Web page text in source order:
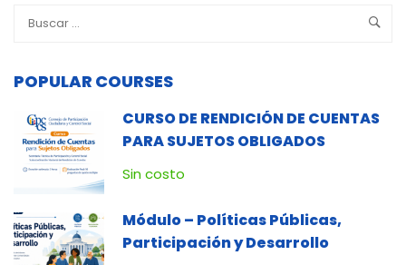
POPULAR COURSES
CURSO DE RENDICIÓN DE CUENTAS
PARA SUJETOS OBLIGADOS
Sin costo
Módulo – Políticas Públicas,
Participación y Desarrollo